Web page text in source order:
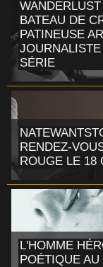
BATEAU DE
PATINEUSE
SÉRIE
RENDEZ-
ROUGE LE 18
L'HOMME
POÉTIQUE